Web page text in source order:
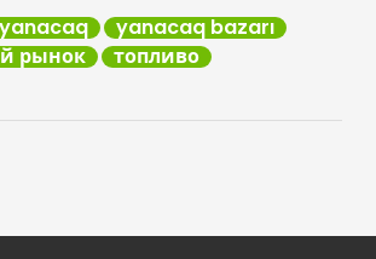
yanacaq
yanacaq bazarı
рынок
топливо